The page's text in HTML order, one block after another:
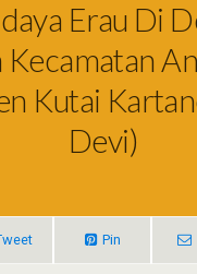
Erau Di
Kecamatan
Kutai
Devi)
Pin